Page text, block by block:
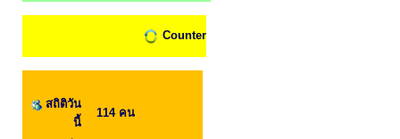
Counter
สถิติวัน
นี้
114 คน